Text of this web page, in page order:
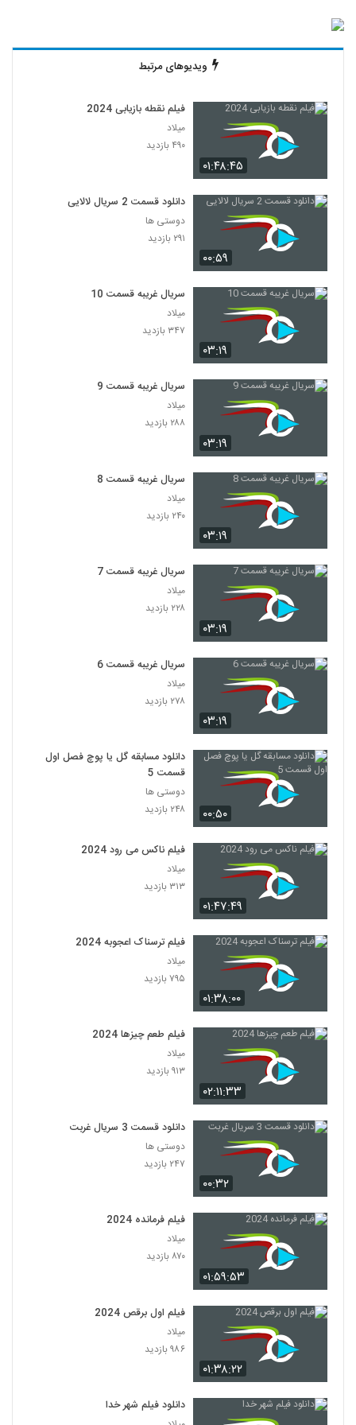
ویدیوهای مرتبط
۰۱:۴۸:۴۵
فیلم نقطه بازیابی 2024
میلاد
۴۹۰ بازدید
۰۰:۵۹
دانلود قسمت 2 سریال لالایی
دوستی ها
۲۹۱ بازدید
۰۳:۱۹
سریال غریبه قسمت 10
میلاد
۳۴۷ بازدید
۰۳:۱۹
سریال غریبه قسمت 9
میلاد
۲۸۸ بازدید
۰۳:۱۹
سریال غریبه قسمت 8
میلاد
۲۴۰ بازدید
۰۳:۱۹
سریال غریبه قسمت 7
میلاد
۲۲۸ بازدید
۰۳:۱۹
سریال غریبه قسمت 6
میلاد
۲۷۸ بازدید
۰۰:۵۰
دانلود مسابقه گل یا پوچ فصل اول
قسمت 5
دوستی ها
۲۴۸ بازدید
۰۱:۴۷:۴۹
فیلم ناکس می رود 2024
میلاد
۳۱۳ بازدید
۰۱:۳۸:۰۰
فیلم ترسناک اعجوبه 2024
میلاد
۷۹۵ بازدید
۰۲:۱۱:۳۳
فیلم طعم چیزها 2024
میلاد
۹۱۳ بازدید
۰۰:۳۲
دانلود قسمت 3 سریال غربت
دوستی ها
۲۴۷ بازدید
۰۱:۵۹:۵۳
فیلم فرمانده 2024
میلاد
۸۷۰ بازدید
۰۱:۳۸:۲۲
فیلم اول برقص 2024
میلاد
۹۸۶ بازدید
دانلود فیلم شهر خدا